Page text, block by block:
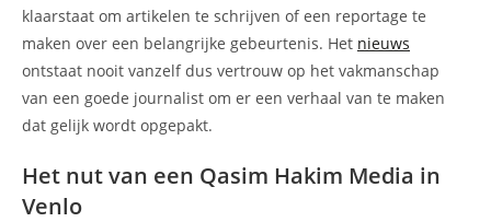
klaarstaat om artikelen te schrijven of een reportage te
maken over een belangrijke gebeurtenis. Het nieuws
ontstaat nooit vanzelf dus vertrouw op het vakmanschap
van een goede journalist om er een verhaal van te maken
dat gelijk wordt opgepakt.
Het nut van een Qasim Hakim Media in
Venlo